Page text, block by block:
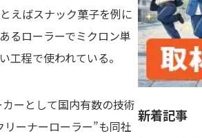
えばスナック菓子を例に
るローラーでミクロン単
程で使われている。
ーとして国内有数の技術
ーナーローラー”も同社
新着記事